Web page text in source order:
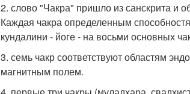
2. слово "Чакра" пришло из санскрита и
Каждая чакра определенным
кундалини - йоге - на восьми основных
3. семь чакр соответствуют областям
магнитным полем.